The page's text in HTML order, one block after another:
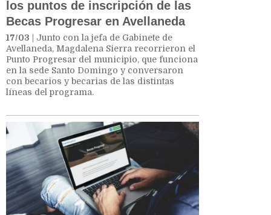
los puntos de inscripción de las
Becas Progresar en Avellaneda
17/03 | Junto con la jefa de Gabinete de
Avellaneda, Magdalena Sierra recorrieron el
Punto Progresar del municipio, que funciona
en la sede Santo Domingo y conversaron
con becarios y becarias de las distintas
líneas del programa.